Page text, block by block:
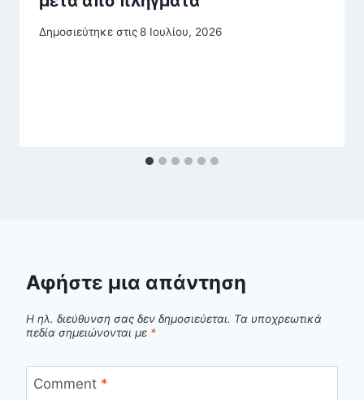
Δημοσιεύτηκε στις8 Ιουλίου, 2026
Αφήστε μια απάντηση
Η ηλ. διεύθυνση σας δεν δημοσιεύεται. Τα υποχρεωτικά
πεδία σημειώνονται με *
Comment *